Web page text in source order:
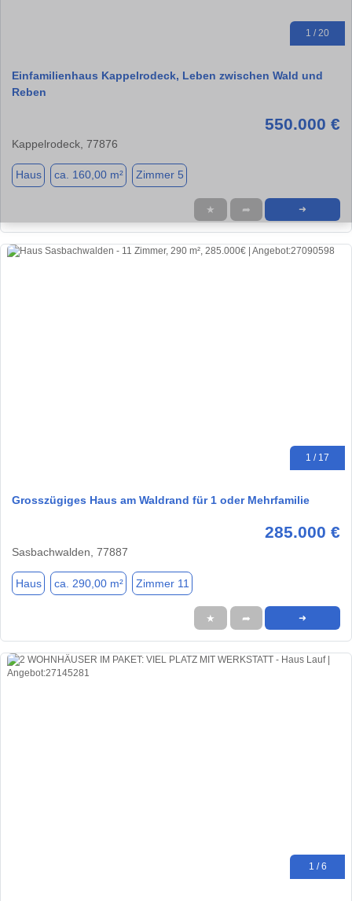
1 / 20
Einfamilienhaus Kappelrodeck, Leben zwischen Wald und
Reben
550.000 €
Kappelrodeck, 77876
Haus ca. 160,00 m² Zimmer 5
★ ➦ ➜
1 / 17
Grosszügiges Haus am Waldrand für 1 oder Mehrfamilie
285.000 €
Sasbachwalden, 77887
Haus ca. 290,00 m² Zimmer 11
★ ➦ ➜
1 / 6